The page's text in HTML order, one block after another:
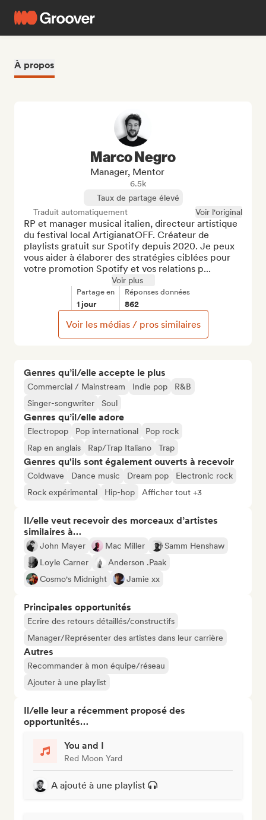
À propos
Genres qu’il/elle accepte le plus
Commercial / Mainstream Indie pop
R&B
Singer-songwriter
Soul
Genres qu’il/elle adore
Electropop Pop international
Pop rock
Rap en anglais
Rap/Trap Italiano Trap
Genres qu'ils sont également ouverts à recevoir
Coldwave Dance music Dream pop
Electronic rock
Rock expérimental
Hip-hop Afficher tout +3
Il/elle veut recevoir des morceaux d’artistes
similaires à…
John Mayer Mac Miller
Samm Henshaw
Loyle Carner
Anderson .Paak
Cosmo's Midnight
Jamie xx
Principales opportunités
Ecrire des retours détaillés/constructifs
Manager/Représenter des artistes dans leur carrière
Autres
Recommander à mon équipe/réseau
Ajouter à une playlist
Il/elle leur a récemment proposé des
opportunités…
You and I
Red Moon Yard
A ajouté à une playlist
Marco Negro
Manager, Mentor
6.5k
Taux de partage élevé
Traduit automatiquement
Voir l'original
RP et manager musical italien, directeur artistique
du festival local ArtigianatOFF. Créateur de
playlists gratuit sur Spotify depuis 2020. Je peux
vous aider à élaborer des stratégies ciblées pour
votre promotion Spotify et vos relations p...
Voir plus
Partage en
1 jour
Réponses données
862
Voir les médias / pros similaires